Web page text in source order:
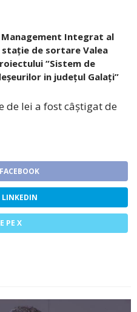
Management Integrat al
stație de sortare Valea
“Sistem de
in județul Galați”
de lei a fost câștigat de
LINKEDIN
PE X